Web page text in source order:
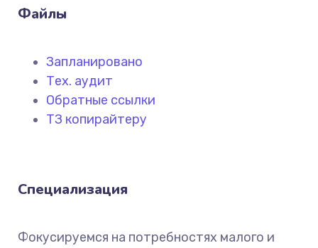
Файлы
Запланировано
Тех. аудит
Обратные ссылки
ТЗ копирайтеру
Специализация
Фокусируемся на потребностях малого и